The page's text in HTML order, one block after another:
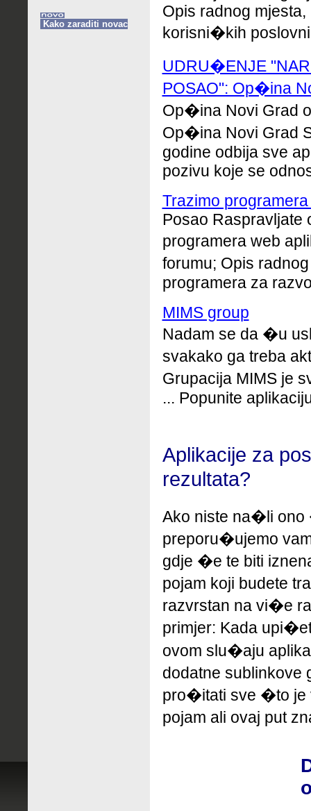
Kako zaraditi novac
Opis radnog
korisni�kih
UDRU�ENJE
POSAO": Op�ina
Op�ina Novi Grad
Op�ina Novi Grad
godine odbija sve
pozivu koje se
Trazimo
Posao Raspravljate
programera web
forumu; Opis
programera za
MIMS group
Nadam se da �u
svakako ga treba
Grupacija MIMS je
... Popunite
Aplikacije za
rezultata?
Ako niste na�li
preporu�ujemo
gdje �e te biti
pojam koji budete
razvrstan na vi�e
primjer: Kada
ovom slu�aju
dodatne
pro�itati sve �to je
pojam ali ovaj put